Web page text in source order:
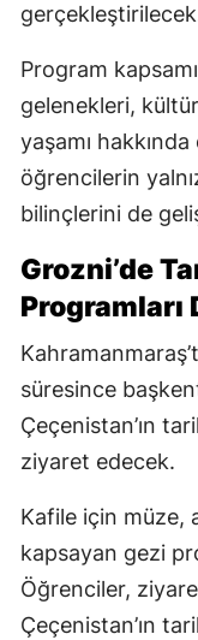
Program
gelenekleri,
yaşamı
öğrencilerin
bilinçlerini de
Grozni’de
süresince
Çeçenistan’ın
ziyaret edecek.
Kafile için müze,
kapsayan gezi
Öğrenciler,
Çeçenistan’ın